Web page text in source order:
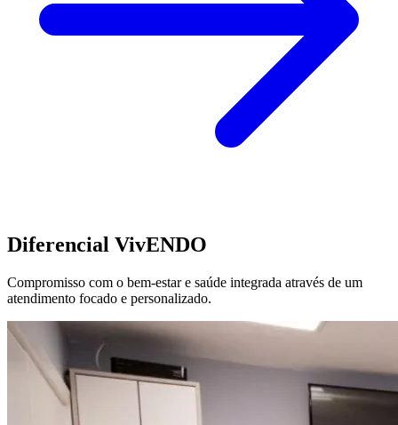
Diferencial VivENDO
Compromisso com o bem-estar e saúde integrada através de um
atendimento focado e personalizado.